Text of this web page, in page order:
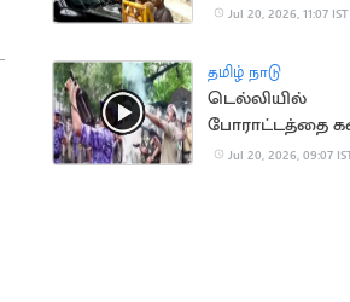
துணியால்
Jul 20, 2026, 11:07 IST
தமிழ் நாடு
டெல்லியில்
போராட்டத்தை
கண்ணீர்
Jul 20, 2026, 09:07